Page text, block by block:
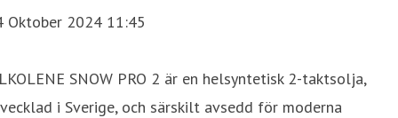
Oktober 2024 11:45
SNOW PRO 2 är en helsyntetisk 2-taktsolja,
i Sverige, och särskilt avsedd för moderna